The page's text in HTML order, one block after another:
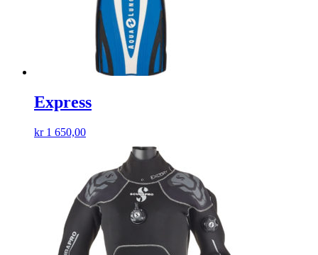
Express
kr1 650,00